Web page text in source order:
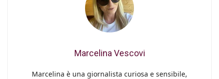
Marcelina Vescovi
Marcelina è una giornalista curiosa e sensibile,